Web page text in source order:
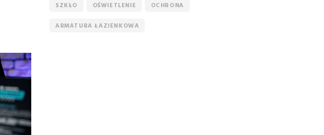
SZKŁO OŚWIETLENIE OCHRONA
ARMATURA ŁAZIENKOWA